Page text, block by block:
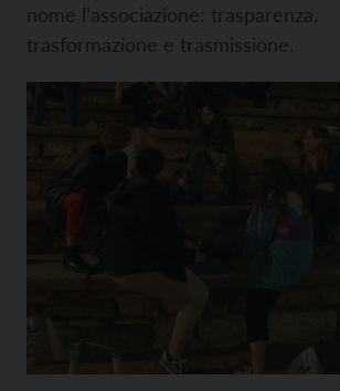
nome l’associazione: trasparenza,
trasformazione e trasmissione.